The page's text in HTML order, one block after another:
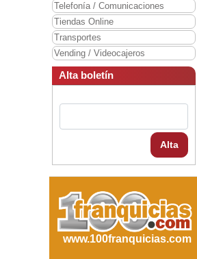
Telefonía / Comunicaciones
Tiendas Online
Transportes
Vending / Videocajeros
Alta boletín
Alta
www.100franquicias.com